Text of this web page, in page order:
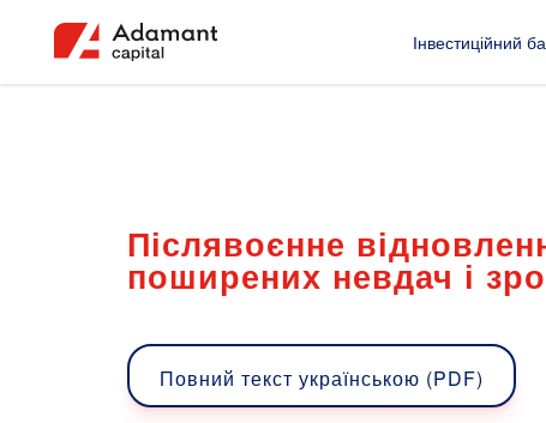
Інвестиційний
Післявоєнне
поширених невдач і
Повний текст українською (PDF)